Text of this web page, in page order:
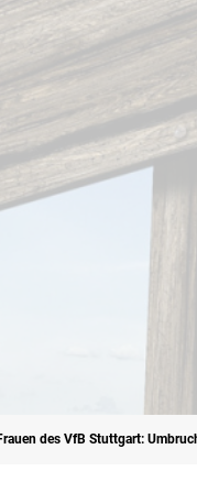
des VfB Stuttgart: